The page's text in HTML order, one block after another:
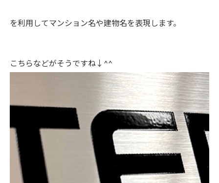
を利用してマンション名や建物名を表現します。
こちらなどがそうですね↓^^